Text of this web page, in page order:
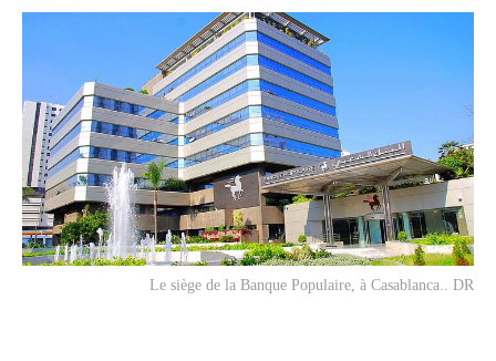
Le siège de la Banque Populaire, à Casablanca.. DR